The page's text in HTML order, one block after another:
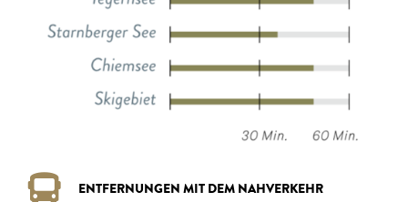
ENTFERNUNGEN MIT DEM NAHVERKEHR